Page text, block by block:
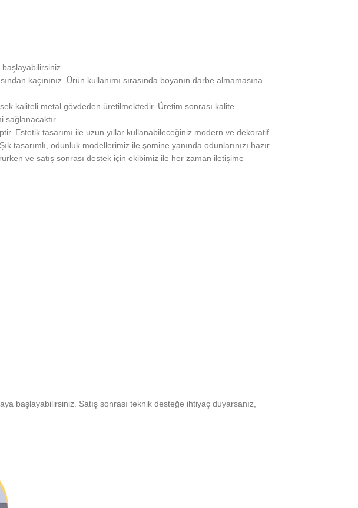
kaçınınız. Ürün kullanımı sırasında boyanın darbe almamasına
kaliteli metal gövdeden üretilmektedir. Üretim sonrası kalite
sağlanacaktır.
Estetik tasarımı ile uzun yıllar kullanabileceğiniz modern ve dekoratif
tasarımlı, odunluk modellerimiz ile şömine yanında odunlarınızı hazır
ve satış sonrası destek için ekibimiz ile her zaman iletişime
başlayabilirsiniz. Satış sonrası teknik desteğe ihtiyaç duyarsanız,